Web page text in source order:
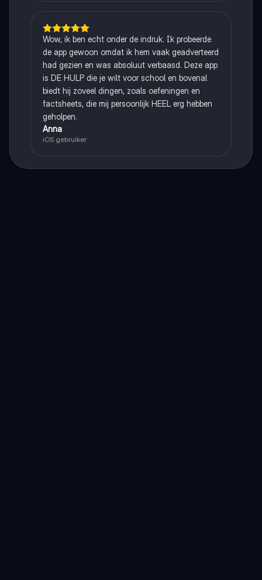
Wow, ik ben echt onder de indruk. Ik probeerde
de app gewoon omdat ik hem vaak geadverteerd
had gezien en was absoluut verbaasd. Deze app
is DE HULP die je wilt voor school en bovenal
biedt hij zoveel dingen, zoals oefeningen en
factsheets, die mij persoonlijk HEEL erg hebben
geholpen.
Anna
iOS gebruiker